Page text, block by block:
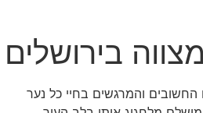
בירושלים
והמרגשים בחיי כל נער